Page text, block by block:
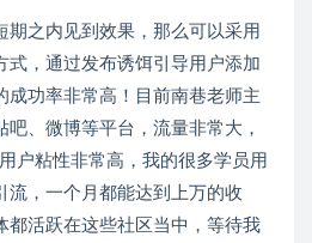
期之内见到效果，那么可以采用
式，通过发布诱饵引导用户添加
成功率非常高！目前南巷老师主
、微博等平台，流量非常大，
户粘性非常高，我的很多学员用
流，一个月都能达到上万的收
都活跃在这些社区当中，等待我